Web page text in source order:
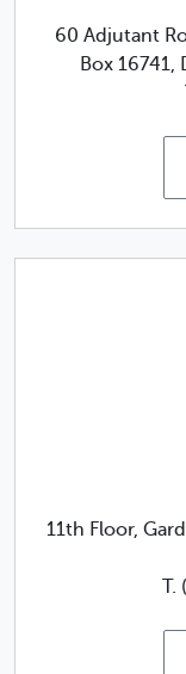
60 Adjutant
Box 16741,
11th Floor,
T.